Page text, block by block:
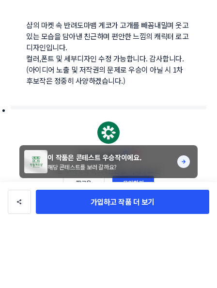
샵의 마켓 속 반려도마뱀 게코가 고개를 빼꼼내밀며 웃고
있는 모습을 담아낸 친근하며 편안한 느낌의 캐릭터 로고
디자인입니다.
컬러,폰트 및 세부디자인 수정 가능합니다. 감사합니다.
(아이디어 노출 및 저작권의 문제로 우승이 아닐 시 1차
후보작은 정중히 사양하겠습니다.)
CW_Design
총 수익 2억 9,151만원
팔로우 문의하기
전체 작품 보기
가입하고 작품 더 보기
이 작품은 콘테스트 우승작이에요.
해당 콘테스트를 보러 갈까요?